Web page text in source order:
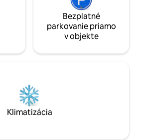
Bezplatné
parkovanie priamo
v objekte
Klimatizácia